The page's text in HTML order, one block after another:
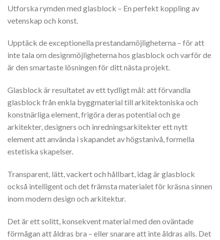
Utforska rymden med glasblock – En perfekt koppling av
vetenskap och konst.
Upptäck de exceptionella prestandamöjligheterna – för att
inte tala om designmöjligheterna hos glasblock och varför de
är den smartaste lösningen för ditt nästa projekt.
Glasblock är resultatet av ett tydligt mål: att förvandla
glasblock från enkla byggmaterial till arkitektoniska och
konstnärliga element, frigöra deras potential och ge
arkitekter, designers och inredningsarkitekter ett nytt
element att använda i skapandet av högstanivå, formella
estetiska skapelser.
Transparent, lätt, vackert och hållbart, idag är glasblock
också intelligent och det främsta materialet för kräsna sinnen
inom modern design och arkitektur.
Det är ett solitt, konsekvent material med den oväntade
förmågan att åldras bra – eller snarare att inte åldras alls. Det